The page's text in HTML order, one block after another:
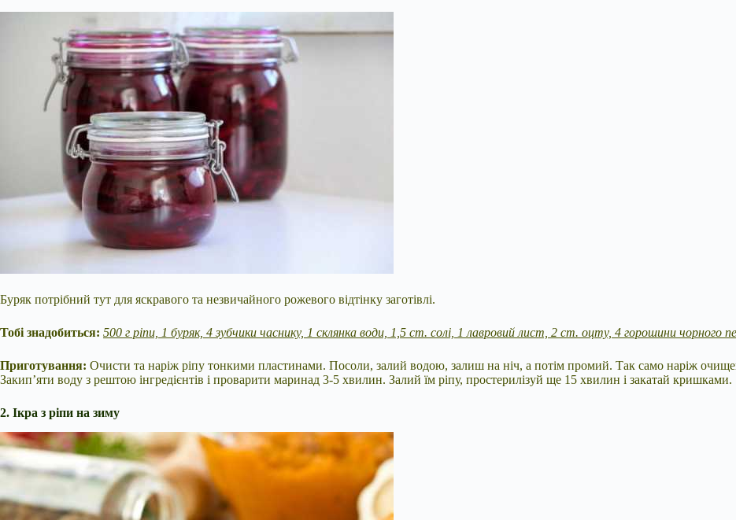
Буряк потрібний тут для яскравого та незвичайного рожевого відтінку заготівлі.
Тобі знадобиться: 500 г ріпи, 1 буряк, 4 зубчики часнику, 1 склянка води, 1,5 ст. солі, 1 лавровий лист, 2 ст. оцту, 4 горошини чорного
Приготування: Очисти та наріж ріпу тонкими пластинами. Посоли, залий водою, залиш на ніч, а потім промий. Так само наріж
Закип’яти воду з рештою інгредієнтів і проварити маринад 3-5 хвилин. Залий їм ріпу, простерилізуй ще 15 хвилин і закатай кришками.
2. Ікра з ріпи на зиму